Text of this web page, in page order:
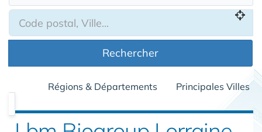
Rechercher
Régions & Départements Principales Villes